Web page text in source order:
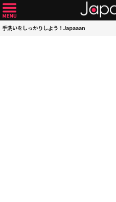
手洗いをしっかりしよう！Japaaan